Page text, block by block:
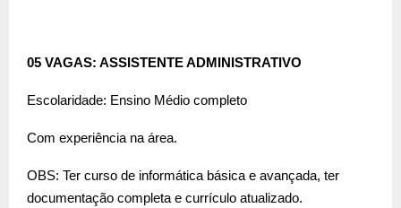
05 VAGAS: ASSISTENTE ADMINISTRATIVO
Escolaridade: Ensino Médio completo
Com experiência na área.
OBS: Ter curso de informática básica e avançada, ter
documentação completa e currículo atualizado.